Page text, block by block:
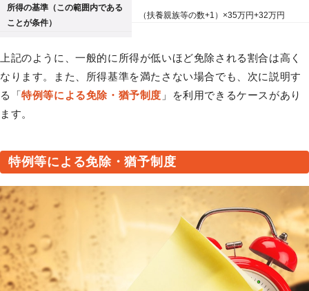
所得の基準（この範囲内である
ことが条件）
（扶養親族等の数+1）×35万円+32万円
上記のように、一般的に所得が低いほど免除される割合は高く
なります。また、所得基準を満たさない場合でも、次に説明す
る「特例等による免除・猶予制度 」を利用できるケースがあり
ます。
特例等による免除・猶予制度